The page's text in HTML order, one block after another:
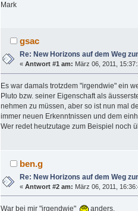
Mark
gsac
Re: New Horizons auf dem Weg
«Antwort #1 am: März 06, 2011,
Es war damals trotzdem "irgendwie" ein
Pluto bzw. seiner Eigenschaft als
nehmen zu müssen, aber so ist nun mal
immer neuen Erkenntnissen und dem
Wer redet heutzutage zum Beispiel noch
ben.g
Re: New Horizons auf dem Weg
«Antwort #2 am: März 06, 2011,
War bei mir "irgendwie"
anders.